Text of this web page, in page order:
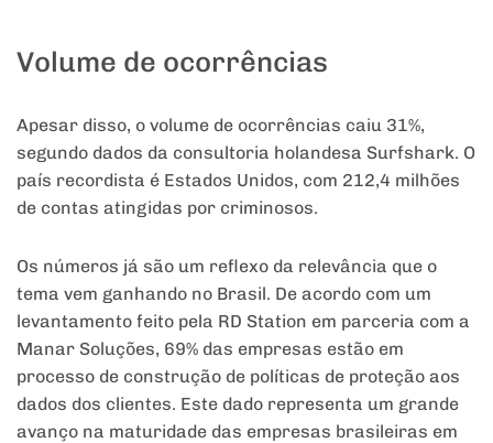
Volume de ocorrências
Apesar disso, o volume de ocorrências caiu 31%,
segundo dados da consultoria holandesa Surfshark. O
país recordista é Estados Unidos, com 212,4 milhões
de contas atingidas por criminosos.
Os números já são um reflexo da relevância que o
tema vem ganhando no Brasil. De acordo com um
levantamento feito pela RD Station em parceria com a
Manar Soluções, 69% das empresas estão em
processo de construção de políticas de proteção aos
dados dos clientes. Este dado representa um grande
avanço na maturidade das empresas brasileiras em